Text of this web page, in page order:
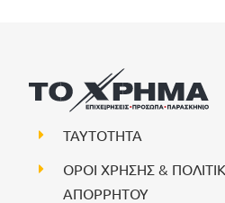
ΤΑΥΤΟΤΗΤΑ
ΟΡΟΙ ΧΡΗΣΗΣ &
ΑΠΟΡΡΗΤΟΥ